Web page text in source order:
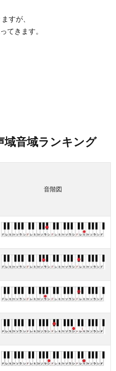
すが、
ってきます。
域音域ランキング
音階図